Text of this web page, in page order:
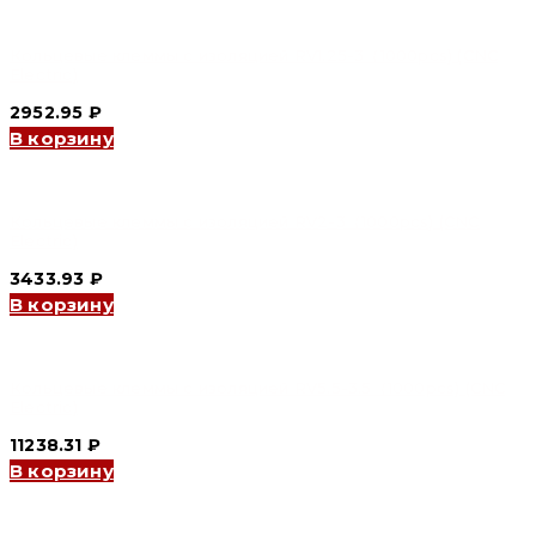
2952.95 ₽
В корзину
3433.93 ₽
В корзину
11238.31 ₽
В корзину